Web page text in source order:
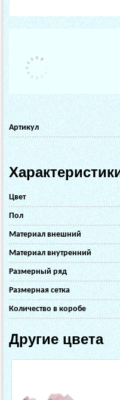
Артикул
Цвет
Пол
Материал внешний
Материал внутренний
Размерный ряд
Размерная сетка
Количество в коробе
Другие цвета